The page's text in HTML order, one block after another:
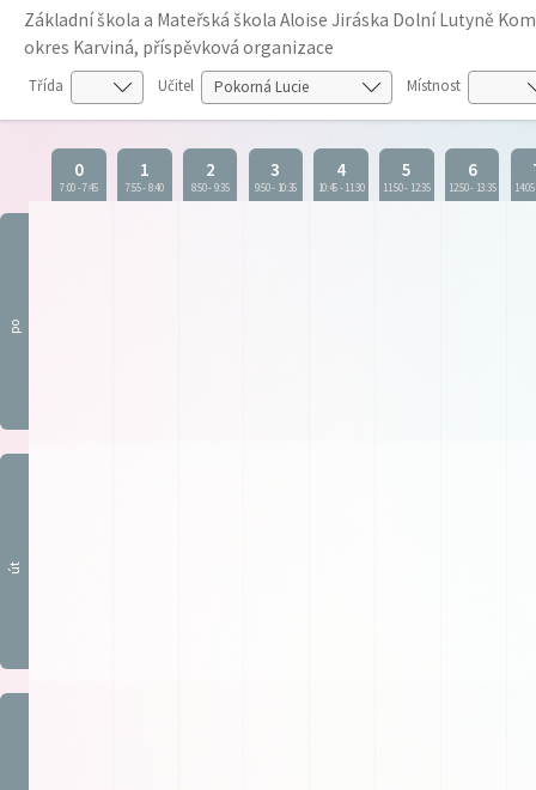
Základní škola a Mateřská škola Aloise Jiráska Dolní Lutyně
okres Karviná, příspěvková organizace
Třída Učitel Místnost
0
7:00-7:45
1
7:55-8:40
2
8:50-9:35
3
9:50- 10:35
4
10:45-11:30
5
11:50- 12:35
6
12:50- 13:35 14:05
po
út